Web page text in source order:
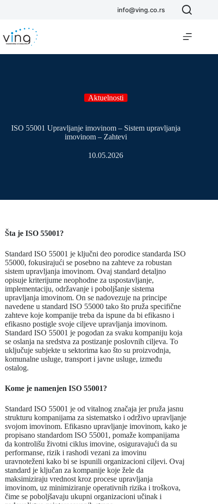
info@ving.co.rs
Aktuelnosti
ISO 55001 Upravljanje imovinom – Sistem upravljanja
imovinom – Zahtevi
10.05.2026
Šta je ISO 55001?
Standard ISO 55001 je ključni deo porodice standarda ISO
55000, fokusirajući se posebno na zahteve za robustan
sistem upravljanja imovinom. Ovaj standard detaljno
opisuje kriterijume neophodne za uspostavljanje,
implementaciju, održavanje i poboljšanje sistema
upravljanja imovinom. On se nadovezuje na principe
navedene u standard ISO 55000 tako što pruža specifične
zahteve koje kompanije treba da ispune da bi efikasno i
efikasno postigle svoje ciljeve upravljanja imovinom.
Standard ISO 55001 je pogodan za svaku kompaniju koja
se oslanja na sredstva za postizanje poslovnih ciljeva. To
uključuje subjekte u sektorima kao što su proizvodnja,
komunalne usluge, transport i javne usluge, između
ostalog.
Kome je namenjen ISO 55001?
Standard ISO 55001 je od vitalnog značaja jer pruža jasnu
strukturu kompanijama za sistematsko i održivo upravljanje
svojom imovinom. Efikasno upravljanje imovinom, kako je
propisano standardom ISO 55001, pomaže kompanijama
da kontrolišu životni ciklus imovine, osiguravajući da su
performanse, rizik i rashodi vezani za imovinu
uravnoteženi kako bi se ispunili organizacioni ciljevi. Ovaj
standard je ključan za kompanije koje žele da
maksimiziraju vrednost kroz procese upravljanja
imovinom, uz minimiziranje operativnih rizika i troškova,
čime se poboljšavaju ukupni organizacioni učinak i